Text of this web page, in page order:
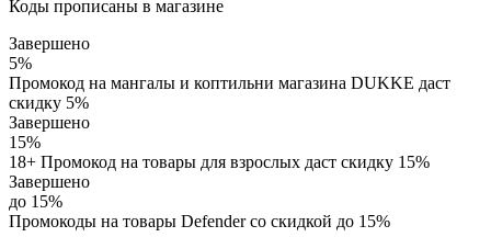
Коды прописаны в магазине
Завершено
5%
Промокод на мангалы и коптильни магазина DUKKE даст
скидку 5%
Завершено
15%
18+ Промокод на товары для взрослых даст скидку 15%
Завершено
до 15%
Промокоды на товары Defender со скидкой до 15%